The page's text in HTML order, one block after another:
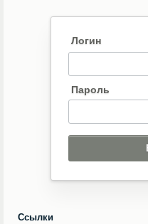
Логин
Пароль
Ссылки